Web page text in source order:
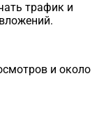
трафик и
и около